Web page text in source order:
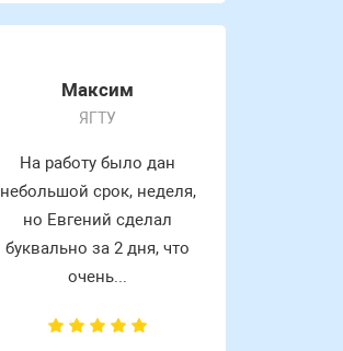
Максим
ЯГТУ
На работу было дан
небольшой срок, неделя,
но Евгений сделал
буквально за 2 дня, что
очень...